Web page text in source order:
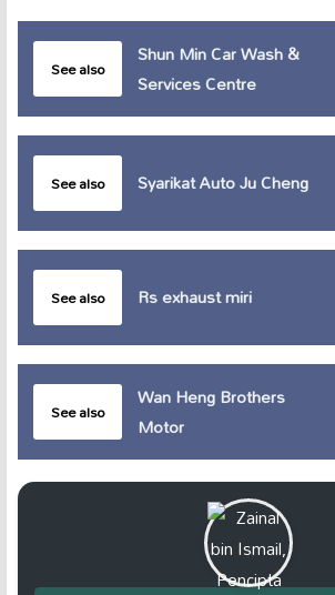
See also
Shun Min Car Wash &
Services Centre
See also Syarikat Auto Ju Cheng
See also Rs exhaust miri
See also
Wan Heng Brothers
Motor